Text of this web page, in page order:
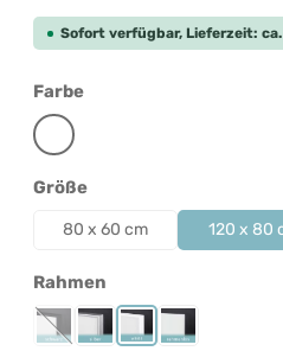
Sofort verfügbar, Lieferzeit: ca.
Farbeauswählen
Weiß
Größeauswählen
80 x 60 cm 120 x 80
Rahmenauswählen
Rahmen Schwarz
(Diese Option ist zurzeit nicht
Rahmen Silber
Rahmen Weiß
Rahmenlos